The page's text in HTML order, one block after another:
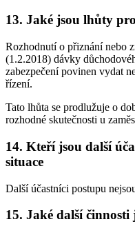
13. Jaké jsou lhůty
Rozhodnutí o přiznání nebo
(1.2.2018) dávky
zabezpečení povinen vydat
řízení.
Tato lhůta se prodlužuje o
rozhodné skutečnosti u
14. Kteří jsou další
situace
Další účastníci postupu
15. Jaké další